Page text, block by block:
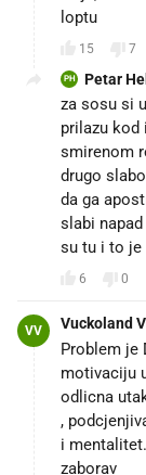
loptu
15 7
PH Petar
za sosu si
prilazu kod
smirenom
drugo
da ga
slabi
su tu i to je
6 0
VV Vuckoland
Problem je
motivaciju
odlicna
,
i
zaborav